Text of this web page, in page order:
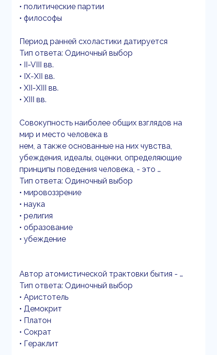
• политические партии
• философы
Период ранней схоластики датируется
Тип ответа: Одиночный выбор
• II-VIII вв.
• IX-XII вв.
• XII-XIII вв.
• XIII вв.
Совокупность наиболее общих взглядов на
мир и место человека в
нем, а также основанные на них чувства,
убеждения, идеалы, оценки, определяющие
принципы поведения человека, - это …
Тип ответа: Одиночный выбор
• мировоззрение
• наука
• религия
• образование
• убеждение
Автор атомистической трактовки бытия - …
Тип ответа: Одиночный выбор
• Аристотель
• Демокрит
• Платон
• Сократ
• Гераклит